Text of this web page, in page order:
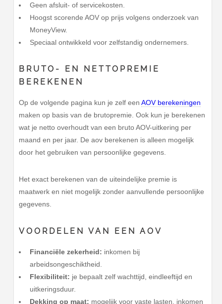
Geen afsluit- of servicekosten.
Hoogst scorende AOV op prijs volgens onderzoek van
MoneyView.
Speciaal ontwikkeld voor zelfstandig ondernemers.
BRUTO- EN NETTOPREMIE
BEREKENEN
Op de volgende pagina kun je zelf eenAOV berekeningen
maken op basis van de brutopremie. Ook kun je berekenen
wat je netto overhoudt van een bruto AOV-uitkering per
maand en per jaar. De aov berekenen is alleen mogelijk
door het gebruiken van persoonlijke gegevens.
Het exact berekenen van de uiteindelijke premie is
maatwerk en niet mogelijk zonder aanvullende persoonlijke
gegevens.
VOORDELEN VAN EEN AOV
Financiële zekerheid: inkomen bij
arbeidsongeschiktheid.
Flexibiliteit: je bepaalt zelf wachttijd, eindleeftijd en
uitkeringsduur.
Dekking op maat: mogelijk voor vaste lasten, inkomen